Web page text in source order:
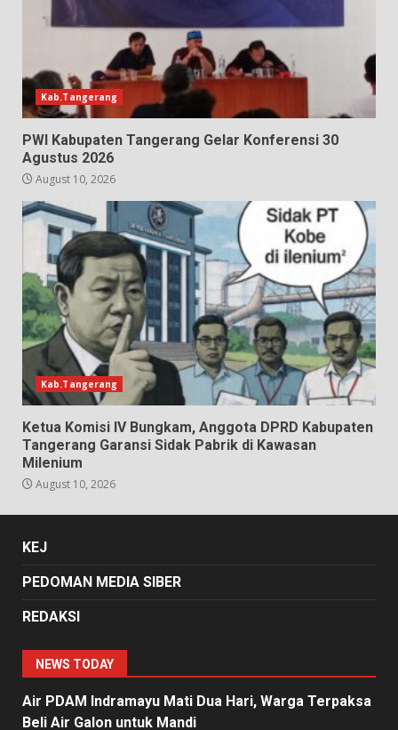
Kab.Tangerang
PWI Kabupaten Tangerang Gelar Konferensi 30
Agustus 2026
August 10, 2026
Kab.Tangerang
Ketua Komisi IV Bungkam, Anggota DPRD Kabupaten
Tangerang Garansi Sidak Pabrik di Kawasan
Milenium
August 10, 2026
KEJ
PEDOMAN MEDIA SIBER
REDAKSI
NEWS TODAY
Air PDAM Indramayu Mati Dua Hari, Warga Terpaksa
Beli Air Galon untuk Mandi